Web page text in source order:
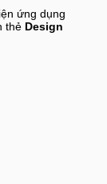
ứng dụng
thẻ Design